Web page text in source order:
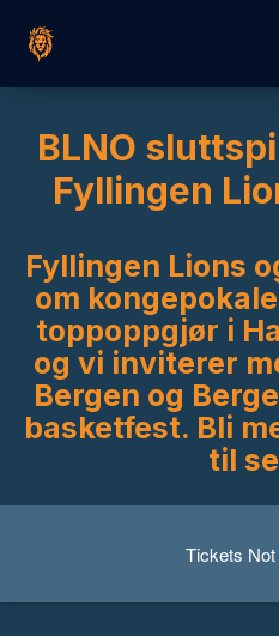
BLNO
Fyllingen
Fyllingen Lions
om
toppoppgjør i
og vi inviterer
Bergen og
basketfest. Bli
til
Tickets